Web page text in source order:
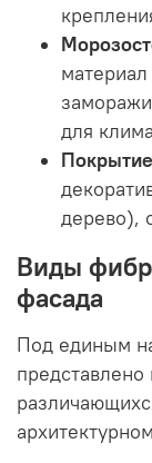
для
Покрытие
дерево),
Виды
фасада
Под единым